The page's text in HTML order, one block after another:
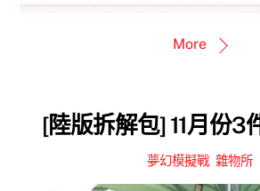
More
[陸版拆解包] 11月份3
夢幻模擬戰, 雜物所